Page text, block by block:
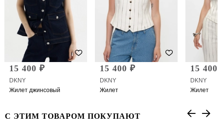
15 400 ₽
DKNY
Жилет джинсовый
15 400 ₽
DKNY
Жилет
15
DKNY
Жилет
С ЭТИМ ТОВАРОМ ПОКУПАЮТ